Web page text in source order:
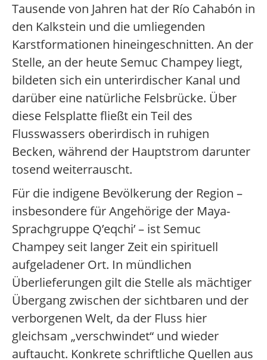
Tausende von Jahren hat der Río Cahabón in
den Kalkstein und die umliegenden
Karstformationen hineingeschnitten. An der
Stelle, an der heute Semuc Champey liegt,
bildeten sich ein unterirdischer Kanal und
darüber eine natürliche Felsbrücke. Über
diese Felsplatte fließt ein Teil des
Flusswassers oberirdisch in ruhigen
Becken, während der Hauptstrom darunter
tosend weiterrauscht.
Für die indigene Bevölkerung der Region –
insbesondere für Angehörige der Maya-
Sprachgruppe Q’eqchi’ – ist Semuc
Champey seit langer Zeit ein spirituell
aufgeladener Ort. In mündlichen
Überlieferungen gilt die Stelle als mächtiger
Übergang zwischen der sichtbaren und der
verborgenen Welt, da der Fluss hier
gleichsam „verschwindet“ und wieder
auftaucht. Konkrete schriftliche Quellen aus